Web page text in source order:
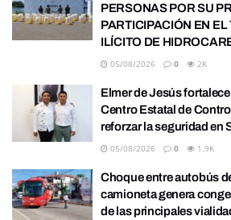
PERSONAS POR SU
PARTICIPACIÓN EN
ILÍCITO DE
05/08/2026 0 2K
Elmer de Jesús
Centro Estatal de
reforzar la seguridad en
05/08/2026 0 1.9K
Choque entre autobús
camioneta genera
de las principales